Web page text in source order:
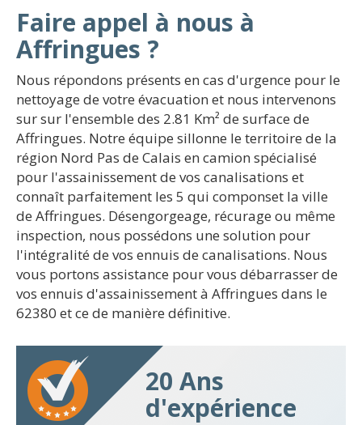
Faire appel à nous à
Affringues ?
Nous répondons présents en cas d'urgence pour le
nettoyage de votre évacuation et nous intervenons
sur sur l'ensemble des 2.81 Km² de surface de
Affringues. Notre équipe sillonne le territoire de la
région Nord Pas de Calais en camion spécialisé
pour l'assainissement de vos canalisations et
connaît parfaitement les 5 qui componset la ville
de Affringues. Désengorgeage, récurage ou même
inspection, nous possédons une solution pour
l'intégralité de vos ennuis de canalisations. Nous
vous portons assistance pour vous débarrasser de
vos ennuis d'assainissement à Affringues dans le
62380 et ce de manière définitive.
20 Ans
d'expérience